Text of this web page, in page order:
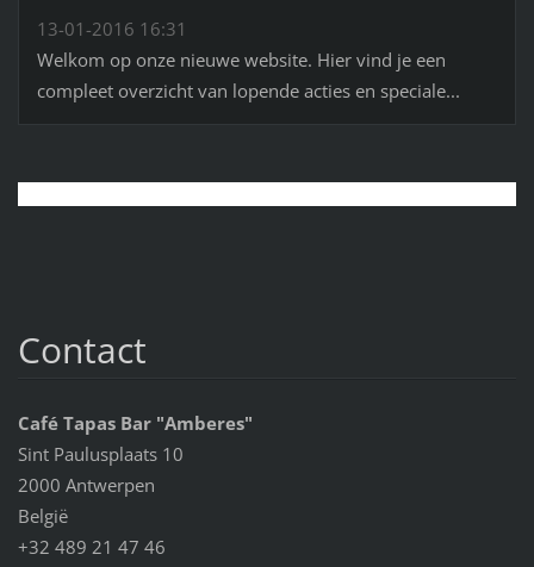
13-01-2016 16:31
Welkom op onze nieuwe website. Hier vind je een
compleet overzicht van lopende acties en speciale...
Contact
Café Tapas Bar "Amberes"
Sint Paulusplaats 10
2000 Antwerpen
België
+32 489 21 47 46